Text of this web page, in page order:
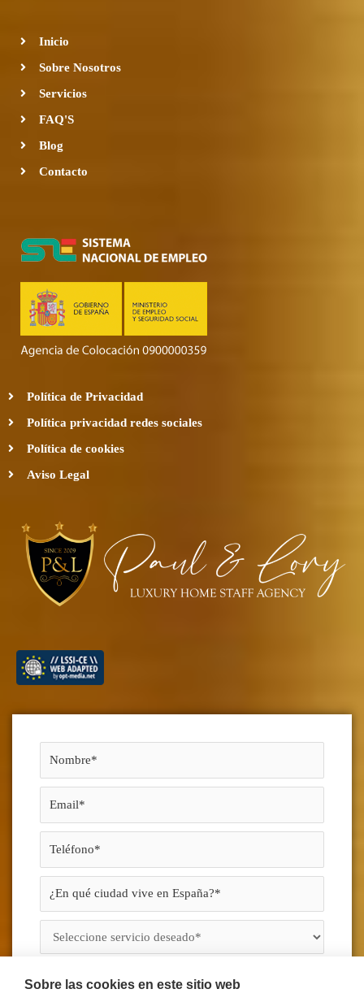
f
Inicio
Sobre Nosotros
Servicios
FAQ'S
Blog
Contacto
Política de Privacidad
Política privacidad redes sociales
Política de cookies
Aviso Legal
Sobre las cookies en este sitio web